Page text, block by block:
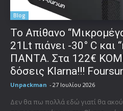
Blog
Το Απίθανο
21Lt πιάνει -30° C και
ΠΑΝΤΑ. Στα 122€
δόσεις Klarna!!!
Unpackman - 27 Ιουλίου 2026
Δεν θα πω πολλά εδώ γιατί θα